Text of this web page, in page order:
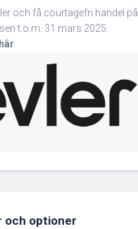
och få courtagefri handel på
t.o.m. 31 mars 2025.
och optioner